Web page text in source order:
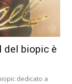
del biopic è
dedicato a